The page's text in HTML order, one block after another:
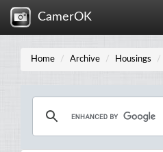
CamerOK
Home Archive Housings